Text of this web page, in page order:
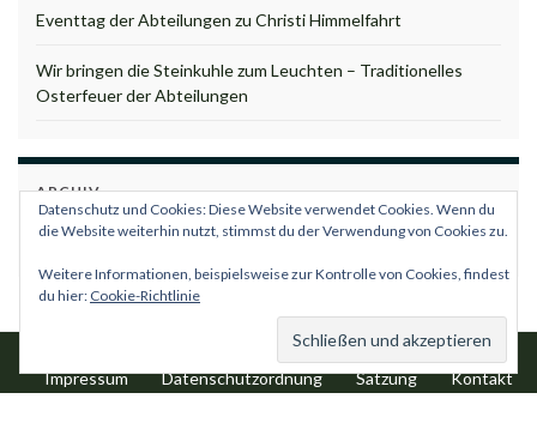
Eventtag der Abteilungen zu Christi Himmelfahrt
Wir bringen die Steinkuhle zum Leuchten – Traditionelles
Osterfeuer der Abteilungen
ARCHIV
Archiv
Impressum Datenschutzordnung Satzung Kontakt
Datenschutz und Cookies: Diese Website verwendet Cookies. Wenn du
die Website weiterhin nutzt, stimmst du der Verwendung von Cookies zu.
Weitere Informationen, beispielsweise zur Kontrolle von Cookies, findest
du hier: Cookie-Richtlinie